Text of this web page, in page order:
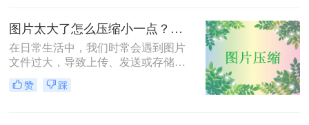
本文将介绍三种将照片压缩到50K以
下的实用方法。
图片太大了怎么压缩小一点？分享3种实用方法！
在日常生活中，我们时常会遇到图片
文件过大，导致上传、发送或存储困
难的问题。那么图片太大了怎么压缩
小一点呢？本文将介绍三种简单有效
赞 踩